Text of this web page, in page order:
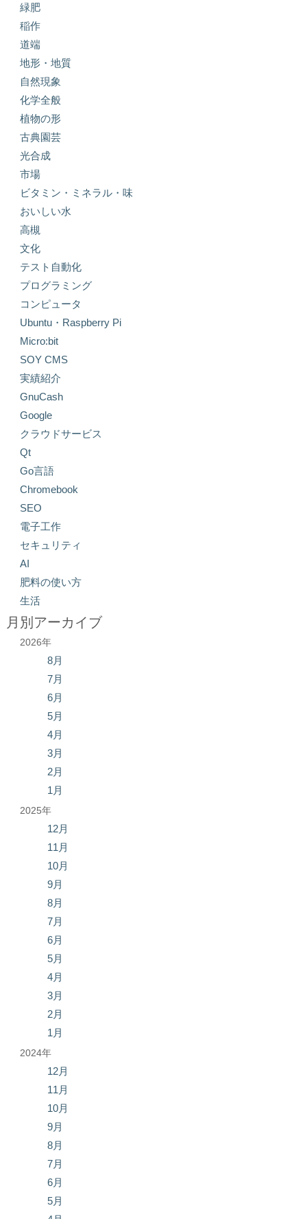
緑肥
稲作
道端
地形・地質
自然現象
化学全般
植物の形
古典園芸
光合成
市場
ビタミン・ミネラル・味
おいしい水
高槻
文化
テスト自動化
プログラミング
コンピュータ
Ubuntu・Raspberry Pi
Micro:bit
SOY CMS
実績紹介
GnuCash
Google
クラウドサービス
Qt
Go言語
Chromebook
SEO
電子工作
セキュリティ
AI
肥料の使い方
生活
月別アーカイブ
2026年
8月
7月
6月
5月
4月
3月
2月
1月
2025年
12月
11月
10月
9月
8月
7月
6月
5月
4月
3月
2月
1月
2024年
12月
11月
10月
9月
8月
7月
6月
5月